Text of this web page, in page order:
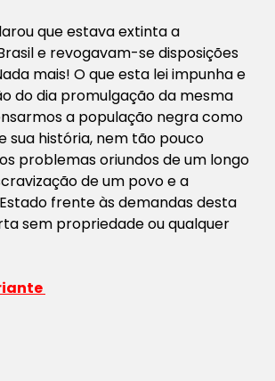
que estava extinta a
e revogavam-se disposições
mais! O que esta lei impunha e
do dia promulgação da mesma
a população negra como
sua história, nem tão pouco
problemas oriundos de um longo
de um povo e a
frente às demandas desta
sem propriedade ou qualquer